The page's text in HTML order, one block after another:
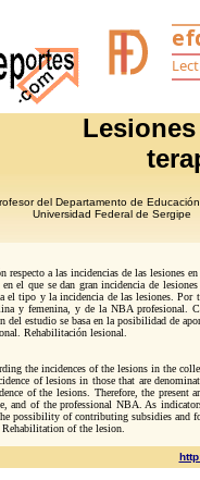
del Departamento de
Universidad Federal de Sergipe
a las incidencias de las lesiones
el que se dan gran incidencia de
el tipo y la incidencia de las lesiones.
y femenina, y de la NBA profesional.
estudio se basa en la posibilidad de
Rehabilitación lesional.
the incidences of the lesions in the
of lesions in those that are
of the lesions. Therefore, the
and of the professional NBA. As
possibility of contributing subsidies and
of the lesion.